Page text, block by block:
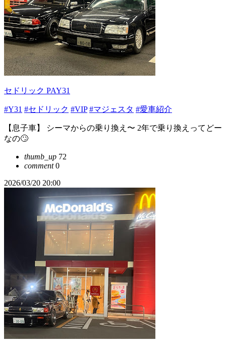
セドリック PAY31
#Y31 #セドリック #VIP #マジェスタ #愛車紹介
【息子車】 シーマからの乗り換え〜 2年で乗り換えってどー
なの🙄
thumb_up 72
comment0
2026/03/20 20:00